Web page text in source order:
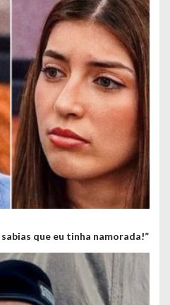
que eu tinha namorada!”